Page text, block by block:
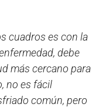
cuadros es con la
debe
más cercano para
no es fácil
común, pero